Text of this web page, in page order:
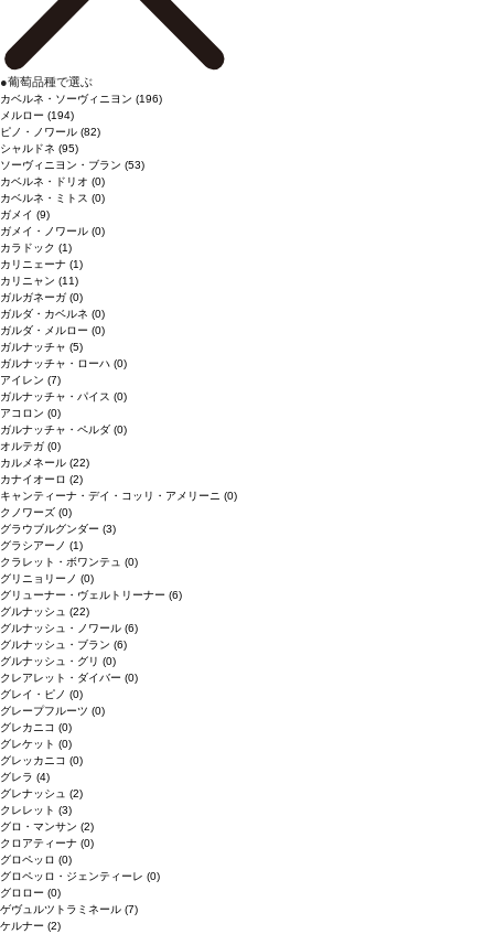
●葡萄品種で選ぶ
カベルネ・ソーヴィニヨン (196)
メルロー (194)
ピノ・ノワール (82)
シャルドネ (95)
ソーヴィニヨン・ブラン (53)
カベルネ・ドリオ (0)
カベルネ・ミトス (0)
ガメイ (9)
ガメイ・ノワール (0)
カラドック (1)
カリニェーナ (1)
カリニャン (11)
ガルガネーガ (0)
ガルダ・カベルネ (0)
ガルダ・メルロー (0)
ガルナッチャ (5)
ガルナッチャ・ローハ (0)
アイレン (7)
ガルナッチャ・パイス (0)
アコロン (0)
ガルナッチャ・ペルダ (0)
オルテガ (0)
カルメネール (22)
カナイオーロ (2)
キャンティーナ・デイ・コッリ・アメリーニ (0)
クノワーズ (0)
グラウブルグンダー (3)
グラシアーノ (1)
クラレット・ボワンテュ (0)
グリニョリーノ (0)
グリューナー・ヴェルトリーナー (6)
グルナッシュ (22)
グルナッシュ・ノワール (6)
グルナッシュ・ブラン (6)
グルナッシュ・グリ (0)
クレアレット・ダイバー (0)
グレイ・ピノ (0)
グレープフルーツ (0)
グレカニコ (0)
グレケット (0)
グレッカニコ (0)
グレラ (4)
グレナッシュ (2)
クレレット (3)
グロ・マンサン (2)
クロアティーナ (0)
グロペッロ (0)
グロペッロ・ジェンティーレ (0)
グロロー (0)
ゲヴュルツトラミネール (7)
ケルナー (2)